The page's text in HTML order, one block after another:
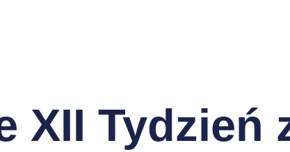
XII Tydzień